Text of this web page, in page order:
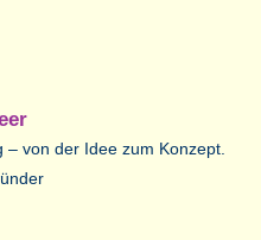
von der Idee zum Konzept.